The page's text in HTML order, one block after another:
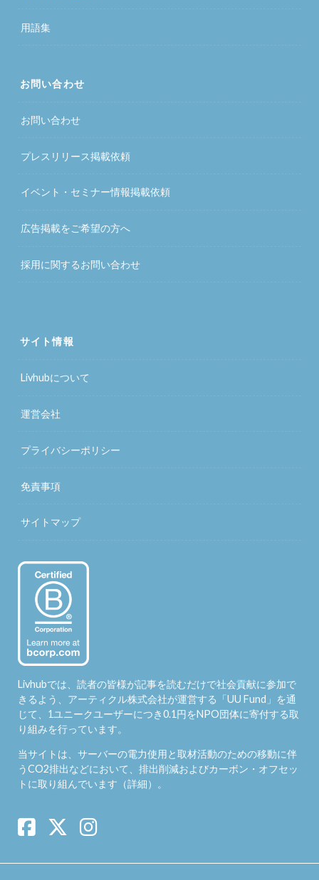
用語集
お問い合わせ
お問い合わせ
プレスリリース掲載依頼
イベント・セミナー情報掲載依頼
広告掲載をご希望の方へ
採用に関するお問い合わせ
サイト情報
Livhubについて
運営会社
プライバシーポリシー
免責事項
サイトマップ
Livhubでは、読者の皆様が記事を読むだけで社会貢献に参加で
きるよう、アーティクル株式会社が運営する「UU Fund 」を通
じて、1ユニークユーザーにつき0.1円をNPO団体に寄付する取
り組みを行っています。
当サイトは、サーバーの電力使用と取材活動のための移動に伴
うCO2排出などにおいて、排出削減およびカーボン・オフセッ
トに取り組んでいます（詳細）。